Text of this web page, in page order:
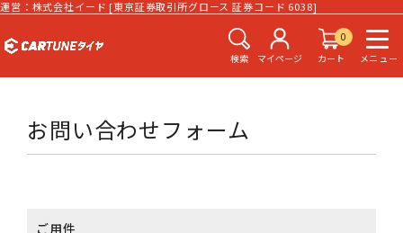
運営：株式会社イード [東京証券取引所グロース 証券コード 6038]
検索 マイページ
0
カート
メニュー
お問い合わせフォーム
ご用件